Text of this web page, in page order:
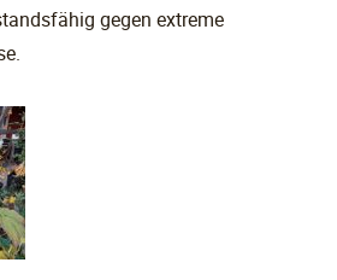
gegen extreme